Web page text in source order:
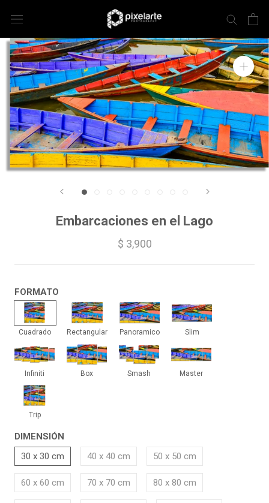
Embarcaciones en el Lago
$ 3,900
FORMATO
Cuadrado
Cuadrado
Rectangular
Rectangular
Panoramico
Panoramico
Slim
Slim
Infiniti
Infiniti
Box
Box
Smash
Smash
Master
Master
Trip
Trip
DIMENSIÓN
30 x 30 cm
40 x 40 cm 50 x 50 cm
60 x 60 cm 70 x 70 cm 80 x 80 cm